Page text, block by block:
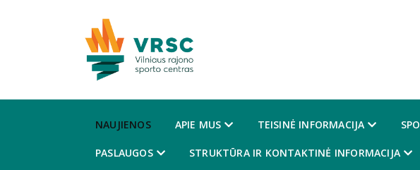
NAUJIENOS APIE MUS TEISINĖ INFORMACIJA
PASLAUGOS STRUKTŪRA IR KONTAKTINĖ INFORMACIJA